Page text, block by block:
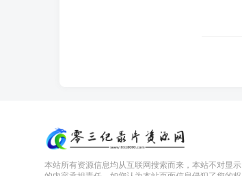
本站所有资源信息均从互联网搜索而来，本站不对显示